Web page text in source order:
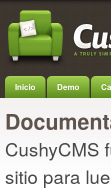
Inicio Demo
CushyCMS
sitio para